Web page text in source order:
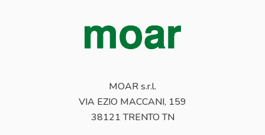
MOAR s.r.l.
VIA EZIO MACCANI, 159
38121 TRENTO TN